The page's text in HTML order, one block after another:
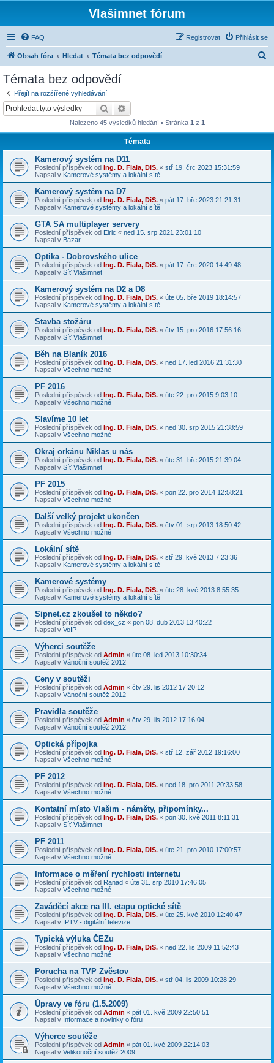
Vlašimnet fórum
FAQ Přihlásit se
Registrovat
Obsah fóra Hledat Témata bez odpovědí
Témata bez odpovědí
Přejít na rozšířené vyhledávání
Hledat
Nalezeno 45 výsledků hledání • Stránka 1 z 1
Témata
Kamerový systém na D11
Poslední příspěvek od Ing. D. Fiala, DiS. « stř 19. črc 2023 15:31:59
Napsal v Kamerové systémy a lokální sítě
Kamerový systém na D7
Poslední příspěvek od Ing. D. Fiala, DiS. « pát 17. bře 2023 21:21:31
Napsal v Kamerové systémy a lokální sítě
GTA SA multiplayer servery
Poslední příspěvek od Eiric « ned 15. srp 2021 23:01:10
Napsal v Bazar
Optika - Dobrovského ulice
Poslední příspěvek od Ing. D. Fiala, DiS. « pát 17. črc 2020 14:49:48
Napsal v Síť Vlašimnet
Kamerový systém na D2 a D8
Poslední příspěvek od Ing. D. Fiala, DiS. « úte 05. bře 2019 18:14:57
Napsal v Kamerové systémy a lokální sítě
Stavba stožáru
Poslední příspěvek od Ing. D. Fiala, DiS. « čtv 15. pro 2016 17:56:16
Napsal v Síť Vlašimnet
Běh na Blaník 2016
Poslední příspěvek od Ing. D. Fiala, DiS. « ned 17. led 2016 21:31:30
Napsal v Všechno možné
PF 2016
Poslední příspěvek od Ing. D. Fiala, DiS. « úte 22. pro 2015 9:03:10
Napsal v Všechno možné
Slavíme 10 let
Poslední příspěvek od Ing. D. Fiala, DiS. « ned 30. srp 2015 21:38:59
Napsal v Všechno možné
Okraj orkánu Niklas u nás
Poslední příspěvek od Ing. D. Fiala, DiS. « úte 31. bře 2015 21:39:04
Napsal v Síť Vlašimnet
PF 2015
Poslední příspěvek od Ing. D. Fiala, DiS. « pon 22. pro 2014 12:58:21
Napsal v Všechno možné
Další velký projekt ukončen
Poslední příspěvek od Ing. D. Fiala, DiS. « čtv 01. srp 2013 18:50:42
Napsal v Všechno možné
Lokální sítě
Poslední příspěvek od Ing. D. Fiala, DiS. « stř 29. kvě 2013 7:23:36
Napsal v Kamerové systémy a lokální sítě
Kamerové systémy
Poslední příspěvek od Ing. D. Fiala, DiS. « úte 28. kvě 2013 8:55:35
Napsal v Kamerové systémy a lokální sítě
Sipnet.cz zkoušel to někdo?
Poslední příspěvek od dex_cz « pon 08. dub 2013 13:40:22
Napsal v VoIP
Výherci soutěže
Poslední příspěvek od Admin « úte 08. led 2013 10:30:34
Napsal v Vánoční soutěž 2012
Ceny v soutěži
Poslední příspěvek od Admin « čtv 29. lis 2012 17:20:12
Napsal v Vánoční soutěž 2012
Pravidla soutěže
Poslední příspěvek od Admin « čtv 29. lis 2012 17:16:04
Napsal v Vánoční soutěž 2012
Optická přípojka
Poslední příspěvek od Ing. D. Fiala, DiS. « stř 12. zář 2012 19:16:00
Napsal v Všechno možné
PF 2012
Poslední příspěvek od Ing. D. Fiala, DiS. « ned 18. pro 2011 20:33:58
Napsal v Všechno možné
Kontatní místo Vlašim - náměty, připomínky...
Poslední příspěvek od Ing. D. Fiala, DiS. « pon 30. kvě 2011 8:11:31
Napsal v Síť Vlašimnet
PF 2011
Poslední příspěvek od Ing. D. Fiala, DiS. « úte 21. pro 2010 17:00:57
Napsal v Všechno možné
Informace o měření rychlosti internetu
Poslední příspěvek od Ranad « úte 31. srp 2010 17:46:05
Napsal v Všechno možné
Zaváděcí akce na III. etapu optické sítě
Poslední příspěvek od Ing. D. Fiala, DiS. « úte 25. kvě 2010 12:40:47
Napsal v IPTV - digitální televize
Typická výluka ČEZu
Poslední příspěvek od Ing. D. Fiala, DiS. « ned 22. lis 2009 11:52:43
Napsal v Všechno možné
Porucha na TVP Zvěstov
Poslední příspěvek od Ing. D. Fiala, DiS. « stř 04. lis 2009 10:28:29
Napsal v Všechno možné
Úpravy ve fóru (1.5.2009)
Poslední příspěvek od Admin « pát 01. kvě 2009 22:50:51
Napsal v Informace a novinky o fóru
Výherce soutěže
Poslední příspěvek od Admin « pát 01. kvě 2009 22:14:03
Napsal v Velikonoční soutěž 2009